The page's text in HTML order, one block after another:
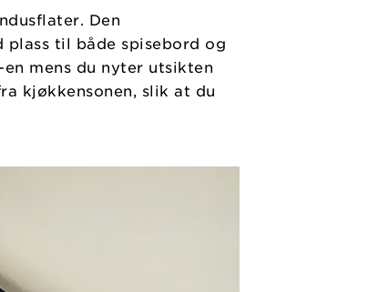
Den
til både spisebord og
mens du nyter utsikten
kjøkkensonen, slik at du